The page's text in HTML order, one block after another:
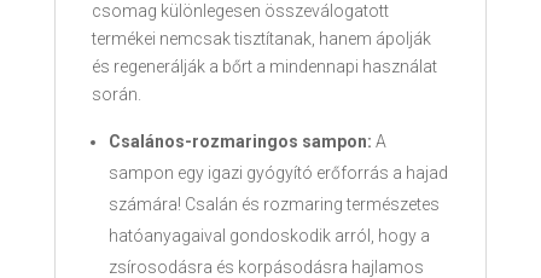
csomag különlegesen összeválogatott
termékei nemcsak tisztítanak, hanem ápolják
és regenerálják a bőrt a mindennapi használat
során.
Csalános-rozmaringos sampon: A
sampon egy igazi gyógyító erőforrás a hajad
számára! Csalán és rozmaring természetes
hatóanyagaival gondoskodik arról, hogy a
zsírosodásra és korpásodásra hajlamos